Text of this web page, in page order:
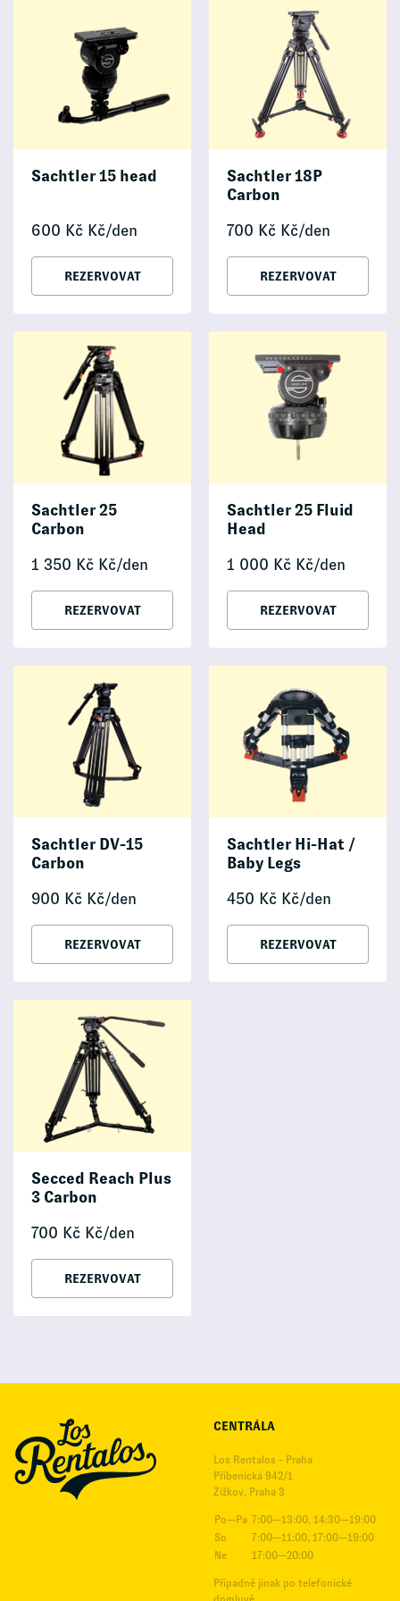
Sachtler 15 head
600 Kč Kč/den
REZERVOVAT
Sachtler 18P
Carbon
700 Kč Kč/den
REZERVOVAT
Sachtler 25
Carbon
1 350 Kč Kč/den
REZERVOVAT
Sachtler 25 Fluid
Head
1 000 Kč Kč/den
REZERVOVAT
Sachtler DV-15
Carbon
900 Kč Kč/den
REZERVOVAT
Sachtler Hi-Hat /
Baby Legs
450 Kč Kč/den
REZERVOVAT
Secced Reach Plus
3 Carbon
700 Kč Kč/den
REZERVOVAT
CENTRÁLA
Los Rentalos - Praha
Příbenická 942/1
Žižkov, Praha 3
Po—Pa 7:00—13:00, 14:30—19:00
So
7:00—11:00, 17:00—19:00
Ne
17:00—20:00
Případně jinak po telefonické